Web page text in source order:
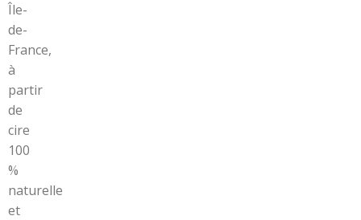
Île-
de-
France,
à
partir
de
cire
100
%
naturelle
et